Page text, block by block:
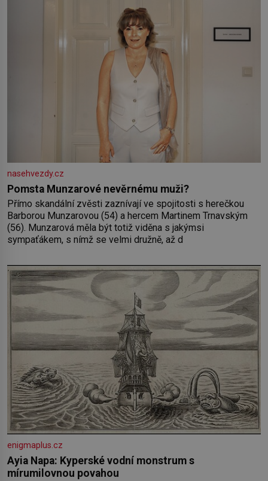
nasehvezdy.cz
Pomsta Munzarové nevěrnému muži?
Přímo skandální zvěsti zaznívají ve spojitosti s herečkou
Barborou Munzarovou (54) a hercem Martinem Trnavským
(56). Munzarová měla být totiž viděna s jakýmsi
sympaťákem, s nímž se velmi družně, až d
enigmaplus.cz
Ayia Napa: Kyperské vodní monstrum s
mírumilovnou povahou